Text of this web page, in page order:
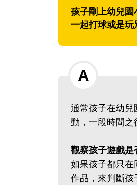
孩子剛上幼兒園
一起打球或是玩
通常孩子在幼兒
動，一段時間之
觀察孩子遊戲是
如果孩子都只在
作品，來判斷孩